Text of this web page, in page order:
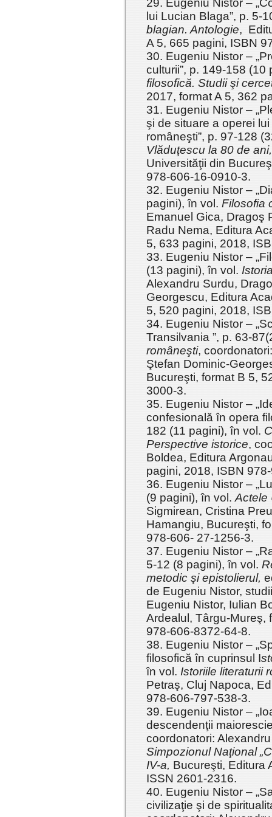
29. Eugeniu Nistor –
lui Lucian Blaga”, p.
blagian. Antologie,
A 5, 665 pagini, ISBN
30. Eugeniu Nistor –
culturii”, p. 149-158
filosofică. Studii şi
2017, format A 5, 362
31. Eugeniu Nistor –
şi de situare a operei
româneşti”, p. 97-128
Vlăduţescu la 80 de
Universităţii din
978-606-16-0910-3.
32. Eugeniu Nistor –
pagini), în vol. Filosofia
Emanuel Gica, Dragoş
Radu Nema, Editura
5, 633 pagini, 2018,
33. Eugeniu Nistor –
(13 pagini), în vol.
Alexandru Surdu,
Georgescu, Editura
5, 520 pagini, 2018,
34. Eugeniu Nistor –
Transilvania ”, p. 63-
româneşti,
Ştefan Dominic-
Bucureşti, format B 5,
3000-3.
35. Eugeniu Nistor –
confesională în opera
182 (11 pagini), în vol.
Perspective istorice,
Boldea, Editura
pagini, 2018, ISBN
36. Eugeniu Nistor –
(9 pagini), în vol. Actele
Sigmirean, Cristina
Hamangiu, Bucureşti,
978-606- 27-1256-3.
37. Eugeniu Nistor –
5-12 (8 pagini), în vol.
metodic şi epistolierul,
de Eugeniu Nistor,
Eugeniu Nistor, Iulian
Ardealul, Târgu-Mureş,
978-606-8372-64-8.
38. Eugeniu Nistor –
filosofică în cuprinsul I
în vol. Istoriile literaturii
Petraş, Cluj Napoca,
978-606-797-538-3.
39. Eugeniu Nistor –
descendenţii
coordonatori:
Simpozionul Naţional
IV-a, Bucureşti, Editura
ISSN 2601-2316.
40. Eugeniu Nistor –
civilizaţie şi de